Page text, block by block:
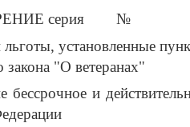
серия №
льготы, установленные
закона "О ветеранах"
бессрочное и